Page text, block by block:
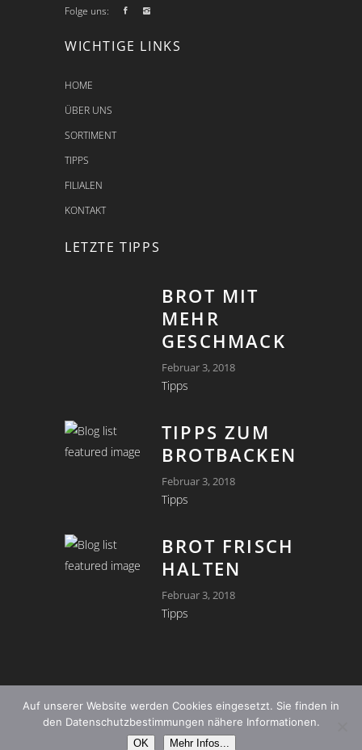
Folge uns:
WICHTIGE LINKS
HOME
ÜBER UNS
SORTIMENT
TIPPS
FILIALEN
KONTAKT
LETZTE TIPPS
BROT MIT
MEHR
GESCHMACK
Februar 3, 2018
Tipps
TIPPS ZUM
BROTBACKEN
Februar 3, 2018
Tipps
BROT FRISCH
HALTEN
Februar 3, 2018
Tipps
© by Hubert Auer | Impressum Datenschutz|Webdesign by
WebErfolg
Auf unserer Website werden Cookies eingesetzt. Sie finden in
den Datenschutzbestimmungen nähere Informationen.
OK Mehr Infos...